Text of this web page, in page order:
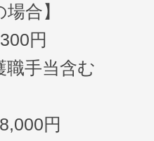
合】
円
手当含む
円